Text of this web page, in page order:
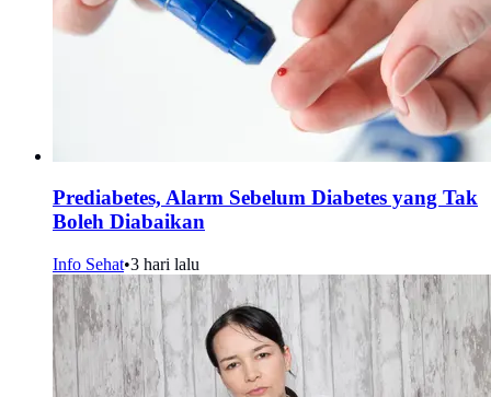
Prediabetes, Alarm Sebelum Diabetes yang Tak
Boleh Diabaikan
Info Sehat•3 hari lalu